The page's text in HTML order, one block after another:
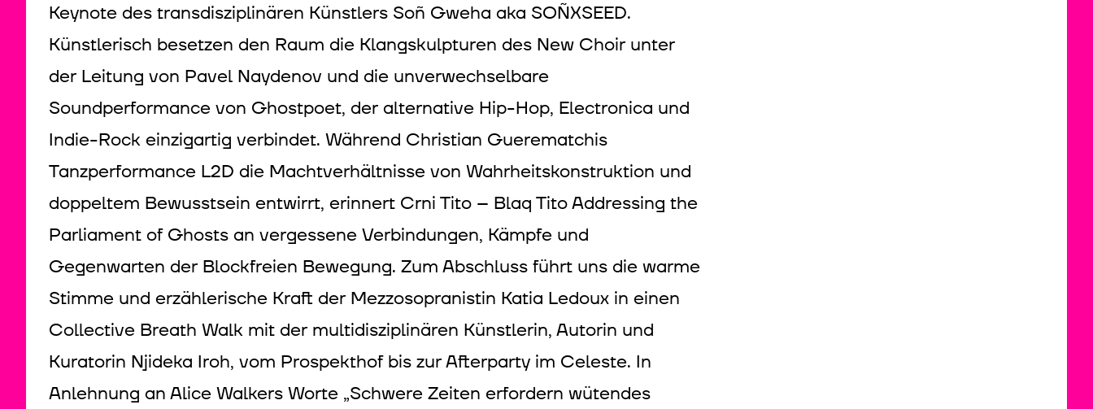
Keynote des transdisziplinären Künstlers Soñ Gweha aka SOÑXSEED.
Künstlerisch besetzen den Raum die Klangskulpturen des New Choir unter
der Leitung von Pavel Naydenov und die unverwechselbare
Soundperformance von Ghostpoet, der alternative Hip-Hop, Electronica und
Indie-Rock einzigartig verbindet. Während Christian Guerematchis
Tanzperformance L2D die Machtverhältnisse von Wahrheitskonstruktion und
doppeltem Bewusstsein entwirrt, erinnert Crni Tito – Blaq Tito Addressing the
Parliament of Ghosts an vergessene Verbindungen, Kämpfe und
Gegenwarten der Blockfreien Bewegung. Zum Abschluss führt uns die warme
Stimme und erzählerische Kraft der Mezzosopranistin Katia Ledoux in einen
Collective Breath Walk mit der multidisziplinären Künstlerin, Autorin und
Kuratorin Njideka Iroh, vom Prospekthof bis zur Afterparty im Celeste. In
Anlehnung an Alice Walkers Worte „Schwere Zeiten erfordern wütendes